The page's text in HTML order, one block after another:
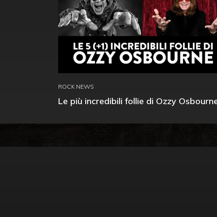
ROCK NEWS
Le più incredibili follie di Ozzy